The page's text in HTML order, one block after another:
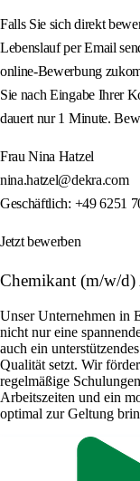
Falls Sie sich direkt
Lebenslauf per Email
online-Bewerbung
Sie nach Eingabe Ihrer
dauert nur 1 Minute.
Frau Nina Hatzel
nina.hatzel@dekra.com
Geschäftlich: +49 6251
Jetzt bewerben
Chemikant (m/w/
Unser Unternehmen in
nicht nur eine
auch ein
Qualität setzt. Wir
regelmäßige
Arbeitszeiten und ein
optimal zur Geltung